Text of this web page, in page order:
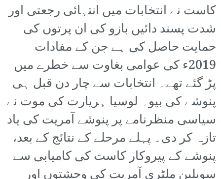
کاست نے انتخابات میں انتہائی رجعتی اور
شدت پسند دائیں بازو کی ان پرتوں کی
حمایت حاصل کی ہے جن کے مفادات
2019ء کی عوامی بغاوت سے خطرے میں
پڑ گئے تھے۔ انتخابات سے چار دن قبل ہی
پنوشے کی بیوہ لوسیا ہریارت کی موت نے
سیاسی منظرنامے پر پنوشے آمریت کی یاد
تازہ کر دی۔ پہلے مرحلے کے نتائج کے بعد،
پنوشے کے پیروکار کاست کی کامیابی سے